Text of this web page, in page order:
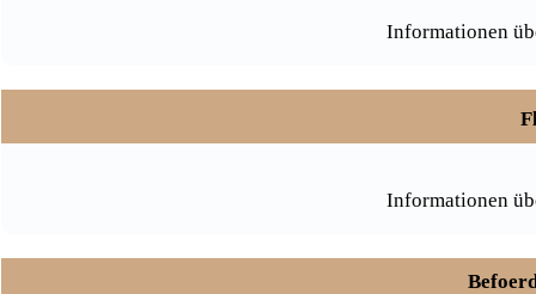
Informationen
Informationen